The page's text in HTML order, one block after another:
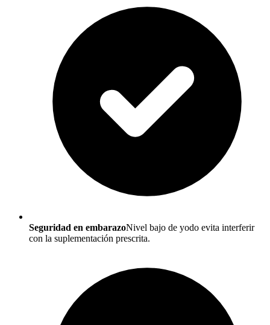
Seguridad en embarazoNivel bajo de yodo evita interferir
con la suplementación prescrita.